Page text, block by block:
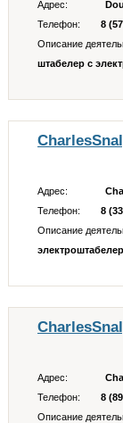
Адрес:
Телефон:
8
Описание
штабелер с
Адрес:
Телефон:
8
Описание
Адрес:
Телефон:
8
Описание